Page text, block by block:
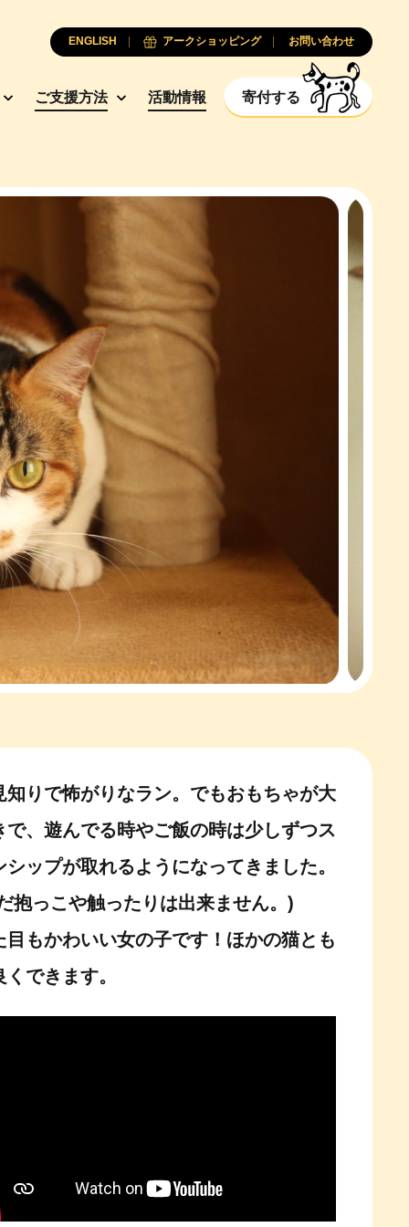
ご支援方法 活動情報 寄付する
ENGLISH アークショッピング お問い合わせ
知りで怖がりなラン。でもおもちゃが大
で、遊んでる時やご飯の時は少しずつス
シップが取れるようになってきました。
抱っこや触ったりは出来ません。)
目もかわいい女の子です！ほかの猫とも
くできます。